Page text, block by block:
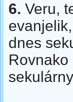
6. Veru,
dnes
Rovnako